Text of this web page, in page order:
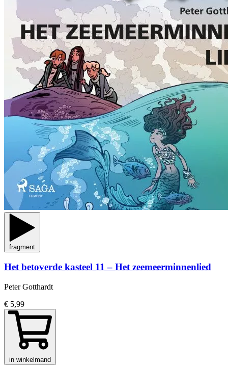
fragment
Het betoverde kasteel 11 – Het zeemeerminnenlied
Peter Gotthardt
€ 5,99
in winkelmand